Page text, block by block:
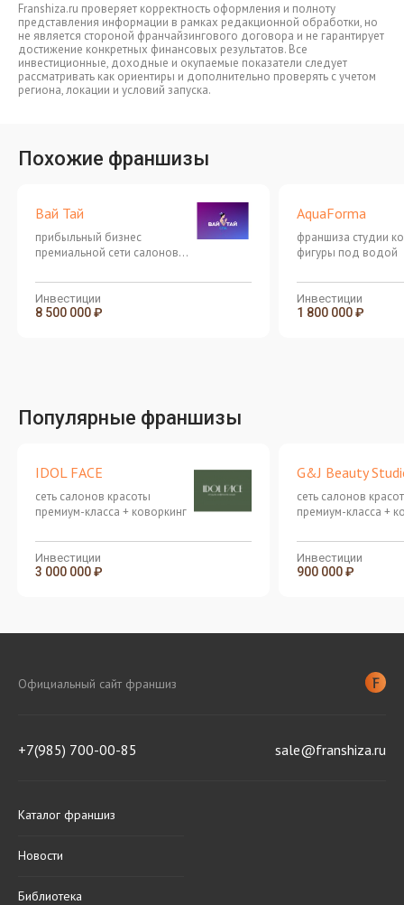
Franshiza.ru проверяет корректность оформления и полноту
представления информации в рамках редакционной обработки, но
не является стороной франчайзингового договора и не гарантирует
достижение конкретных финансовых результатов. Все
инвестиционные, доходные и окупаемые показатели следует
рассматривать как ориентиры и дополнительно проверять с учетом
региона, локации и условий запуска.
Похожие франшизы
Вай Тай
прибыльный бизнес
премиальной сети салонов
Инвестиции
8 500 000 ₽
AquaForma
франшиза студии
фигуры под водой
Инвестиции
1 800 000 ₽
Популярные франшизы
IDOL FACE
сеть салонов красоты
премиум-класса + коворкинг
Инвестиции
3 000 000 ₽
G&J Beauty
сеть салонов
премиум-класса +
Инвестиции
900 000 ₽
Официальный сайт франшиз
+7(985) 700-00-85 sale@franshiza.ru
Каталог франшиз
Новости
Библиотека